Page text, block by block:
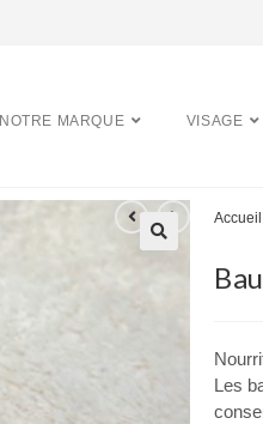
NOTRE MARQUE VISAGE
Accueil
Les